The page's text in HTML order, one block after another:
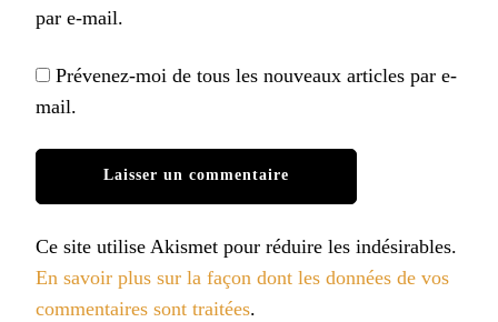
par e-mail.
Prévenez-moi de tous les nouveaux articles par e-
mail.
Ce site utilise Akismet pour réduire les indésirables.
En savoir plus sur la façon dont les données de vos
commentaires sont traitées.